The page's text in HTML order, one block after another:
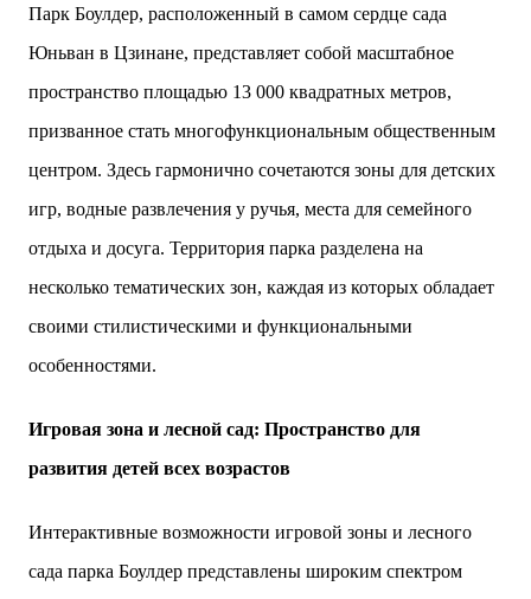
инклюзивности. Успех проекта был подтвержден
получением престижной награды «Серебряная
пирамида глобального качества» от Федерации
«Jardins Secrets» — это современный
средиземноморский манифест. Архитекторы
прошлом участка с принц...
Парк Боулдер, расположенный в самом сердце сада
Юньван в Цзинане, представляет собой масштабное
пространство площадью 13 000 квадратных метров,
призванное стать многофункциональным общественным
центром. Здесь гармонично сочетаются зоны для детских
игр, водные развлечения у ручья, места для семейного
отдыха и досуга. Территория парка разделена на
несколько тематических зон, каждая из которых обладает
своими стилистическими и функциональными
особенностями.
Игровая зона и лесной сад: Пространство для
развития детей всех возрастов
Интерактивные возможности игровой зоны и лесного
сада парка Боулдер представлены широким спектром